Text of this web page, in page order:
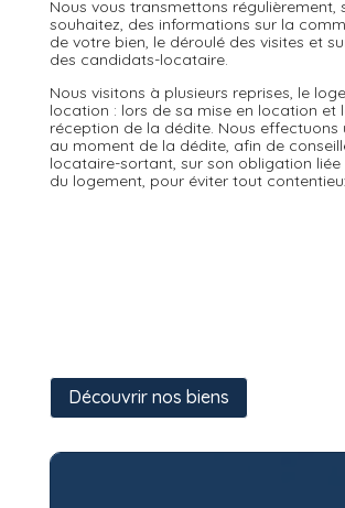
Nous vous transmettons régulièrement,
souhaitez, des informations sur la
de votre bien, le déroulé des visites et
des candidats-locataire.
Nous visitons à plusieurs reprises, le
location : lors de sa mise en location et
réception de la dédite. Nous effectuons
au moment de la dédite, afin de
locataire-sortant, sur son obligation liée
du logement, pour éviter tout
Découvrir nos biens